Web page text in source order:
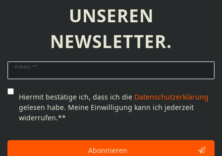
UNSEREN
NEWSLETTER.
E-MAIL **
Newsletter
Honig
Hiermit bestätige ich, dass ich die Daten­schutz­erklärung
gelesen habe. Meine Einwilligung kann ich jederzeit
widerrufen.**
Abonnieren